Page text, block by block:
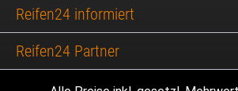
Reifen24 informiert
Reifen24 Partner